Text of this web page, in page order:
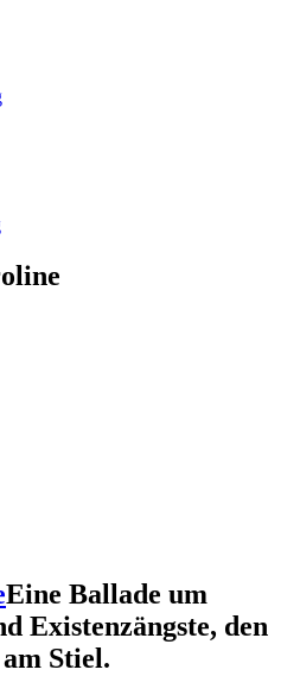
Eine Ballade um
Existenzängste, den
Stiel.